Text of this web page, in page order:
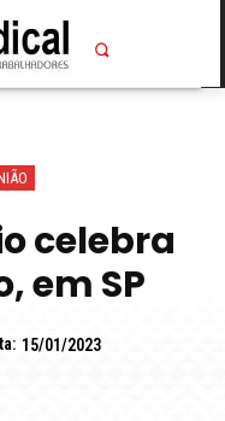
celebra
em SP
15/01/2023